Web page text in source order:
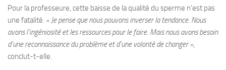
Pour la professeure, cette baisse de la qualité du sperme n’est pas
une fatalité. « Je pense que nous pouvons inverser la tendance. Nous
avons l’ingéniosité et les ressources pour le faire. Mais nous avons besoin
d’une reconnaissance du problème et d’une volonté de changer »,
conclut-t-elle.